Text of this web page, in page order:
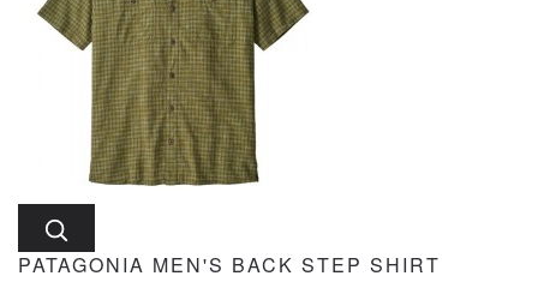
PATAGONIA MEN'S BACK STEP SHIRT